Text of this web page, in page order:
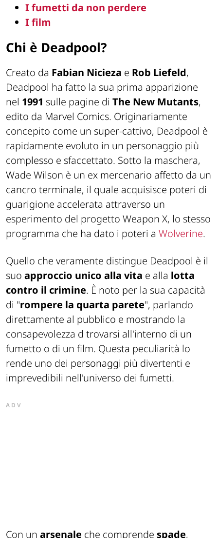
I fumetti da non perdere
I film
Chi è Deadpool?
Creato da Fabian Nicieza e Rob Liefeld,
Deadpool ha fatto la sua prima apparizione
nel 1991 sulle pagine di The New Mutants,
edito da Marvel Comics. Originariamente
concepito come un super-cattivo, Deadpool è
rapidamente evoluto in un personaggio più
complesso e sfaccettato. Sotto la maschera,
Wade Wilson è un ex mercenario affetto da un
cancro terminale, il quale acquisisce poteri di
guarigione accelerata attraverso un
esperimento del progetto Weapon X, lo stesso
programma che ha dato i poteri a Wolverine.
Quello che veramente distingue Deadpool è il
suo approccio unico alla vita e alla lotta
contro il crimine. È noto per la sua capacità
di "rompere la quarta parete", parlando
direttamente al pubblico e mostrando la
consapevolezza d trovarsi all'interno di un
fumetto o di un film. Questa peculiarità lo
rende uno dei personaggi più divertenti e
imprevedibili nell'universo dei fumetti.
ADV
Con un arsenale che comprende spade,